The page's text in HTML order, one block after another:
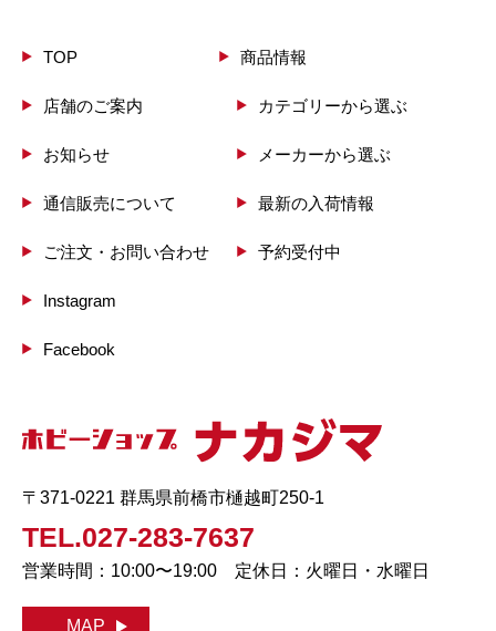
TOP
店舗のご案内
お知らせ
通信販売について
ご注文・お問い合わせ
Instagram
Facebook
商品情報
カテゴリーから選ぶ
メーカーから選ぶ
最新の入荷情報
予約受付中
〒371-0221 群馬県前橋市樋越町250-1
TEL.027-283-7637
営業時間：10:00〜19:00 定休日：火曜日・水曜日
MAP